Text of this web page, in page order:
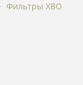
Фильтры ХВО